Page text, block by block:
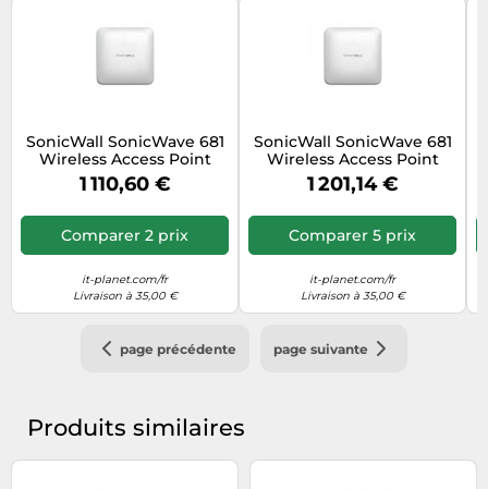
SonicWall SonicWave 681
Wireless Access Point
with Advanced Secure
Wireless Network
Management & ...
Nouveau
1 110,60 €
Comparer 2 prix
it-planet.com/fr
Livraison à 35,00 €
SonicWall SonicWave 681
Wireless Access Point
with Secure Wireless
Network Managment and
Support ... Nouveau
1 201,14 €
Comparer 5 prix
it-planet.com/fr
Livraison à 35,00 €
page précédente page suivante
Produits similaires